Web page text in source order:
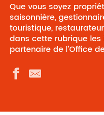
Que vous soyez
saisonnière,
touristique,
dans cette rubrique
partenaire de l’Office